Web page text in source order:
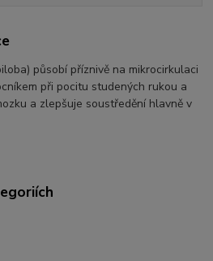
působí příznivě na mikrocirkulaci
při pocitu studených rukou a
a zlepšuje soustředění hlavně v